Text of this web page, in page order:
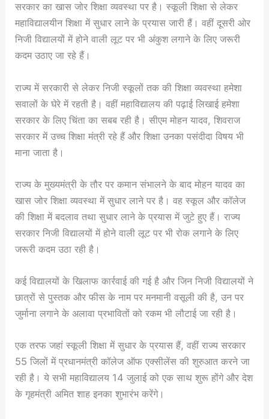
सरकार का खास जोर शिक्षा व्यवस्था पर है। स्कूली शिक्षा से लेकर
महाविद्यालयीन शिक्षा में सुधार लाने के प्रयास जारी हैं। वहीं दूसरी ओर
निजी विद्यालयों में होने वाली लूट पर भी अंकुश लगाने के लिए जरूरी
कदम उठाए जा रहे हैं।
राज्य में सरकारी से लेकर निजी स्कूलों तक की शिक्षा व्यवस्था हमेशा
सवालों के घेरे में रहती है। वहीं महाविद्यालय की पढ़ाई लिखाई हमेशा
सरकार के लिए चिंता का सबब रही है। सीएम मोहन यादव, शिवराज
सरकार में उच्च शिक्षा मंत्री रहे हैं और शिक्षा उनका पसंदीदा विषय भी
माना जाता है।
राज्य के मुख्यमंत्री के तौर पर कमान संभालने के बाद मोहन यादव का
खास जोर शिक्षा व्यवस्था में सुधार लाने पर है। वह स्कूल और कॉलेज
की शिक्षा में बदलाव तथा सुधार लाने के प्रयास में जुटे हुए हैं। राज्य
सरकार निजी विद्यालयों में होने वाली लूट पर भी रोक लगाने के लिए
जरूरी कदम उठा रही है।
कई विद्यालयों के खिलाफ कार्रवाई की गई है और जिन निजी विद्यालयों ने
छात्रों से पुस्तक और फीस के नाम पर मनमानी वसूली की है, उन पर
जुर्माना लगाने के अलावा प्रभावितों को रकम भी लौटाई जा रही है।
एक तरफ जहां स्कूली शिक्षा में सुधार के प्रयास हैं, वहीं राज्य सरकार
55 जिलों में प्रधानमंत्री कॉलेज ऑफ एक्सीलेंस की शुरुआत करने जा
रही है। ये सभी महाविद्यालय 14 जुलाई को एक साथ शुरू होंगे और देश
के गृहमंत्री अमित शाह इनका शुभारंभ करेंगे।